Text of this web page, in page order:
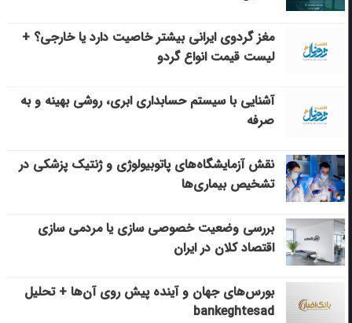
مغز گردوی ایرانی بیشتر خاصیت دارد یا خارجی؟ +
لیست قیمت انواع گردو
آشنایی با سیستم حسابداری ابری، روشی بهینه و به
صرفه
نقش آزمایشگاه‌های پاتوبیولوژی و ژنتیک پزشکی در
تشخیص بیماری‌ها
بررسی وضعیت خصوصی سازی یا مردمی سازی
اقتصاد کلان در ایران
بورس‌های جهان و آینده پیش روی آن‌ها + تحلیل
bankeghtesad